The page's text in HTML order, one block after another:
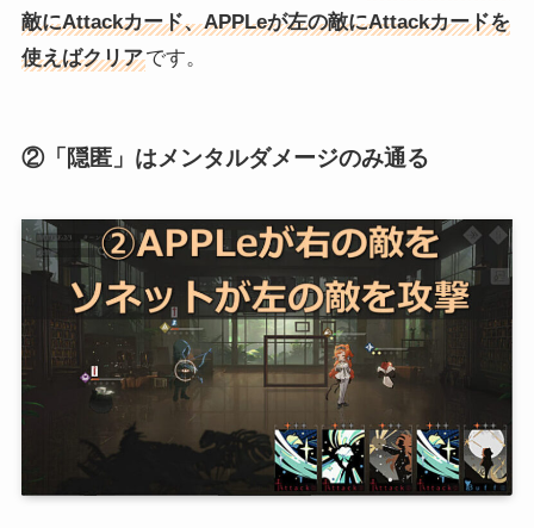
敵にAttackカード、APPLeが左の敵にAttackカードを
使えばクリアです。
②「隠匿」はメンタルダメージのみ通る